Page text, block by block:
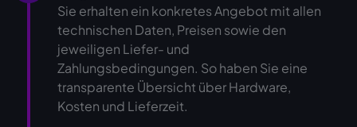
Sie erhalten ein konkretes Angebot mit allen
technischen Daten, Preisen sowie den
jeweiligen Liefer- und
Zahlungsbedingungen. So haben Sie eine
transparente Übersicht über Hardware,
Kosten und Lieferzeit.